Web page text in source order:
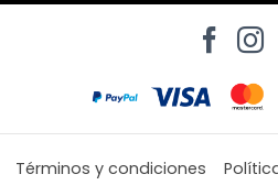
Términos y condiciones